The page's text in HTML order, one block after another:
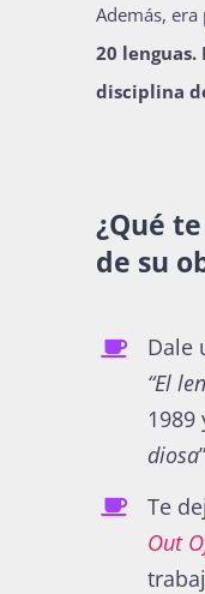
Además,
20 lenguas.
disciplina
¿Qué
de su
Dale
“El
1989
diosa
Te
Out